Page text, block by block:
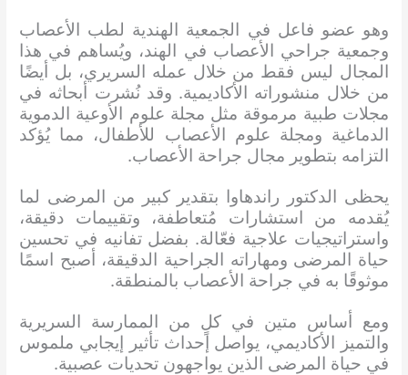
وهو عضو فاعل في الجمعية الهندية لطب الأعصاب
وجمعية جراحي الأعصاب في الهند، ويُساهم في هذا
المجال ليس فقط من خلال عمله السريري، بل أيضًا
من خلال منشوراته الأكاديمية. وقد نُشرت أبحاثه في
مجلات طبية مرموقة مثل مجلة علوم الأوعية الدموية
الدماغية ومجلة علوم الأعصاب للأطفال، مما يُؤكد
التزامه بتطوير مجال جراحة الأعصاب.
يحظى الدكتور راندهاوا بتقدير كبير من المرضى لما
يُقدمه من استشارات مُتعاطفة، وتقييمات دقيقة،
واستراتيجيات علاجية فعّالة. بفضل تفانيه في تحسين
حياة المرضى ومهاراته الجراحية الدقيقة، أصبح اسمًا
موثوقًا به في جراحة الأعصاب بالمنطقة.
ومع أساس متين في كلٍ من الممارسة السريرية
والتميز الأكاديمي، يواصل إحداث تأثير إيجابي ملموس
في حياة المرضى الذين يواجهون تحديات عصبية.